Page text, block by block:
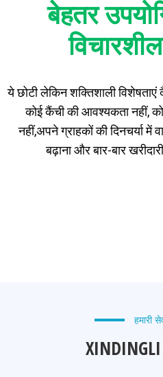
बेहतर
ये छोटी लेकिन शक्तिशाली
कोई कैंची की आवश्यकता नहीं,
नहीं,अपने ग्राहकों की दिनचर्या में
बढ़ाना और बार-बार
हमारी